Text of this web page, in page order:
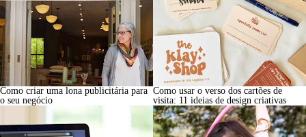
Como criar uma lona publicitária para
o seu negócio
Como usar o verso dos cartões de
visita: 11 ideias de design criativas